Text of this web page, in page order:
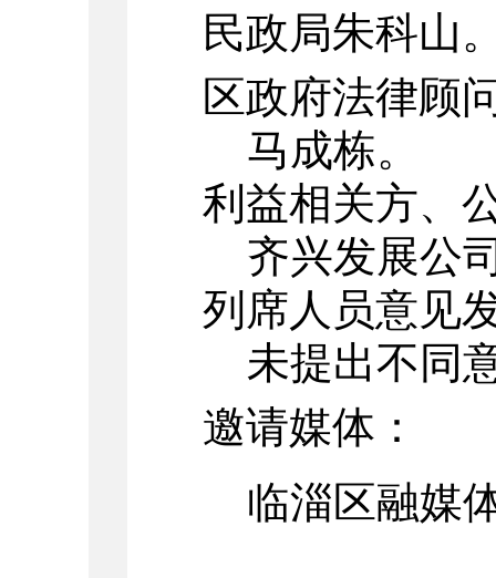
民政局朱科山
区政府法律顾
马成栋。
利益相关方、
齐兴发展公
列席人员意见
未提出不同
邀请媒体：
临淄区融媒